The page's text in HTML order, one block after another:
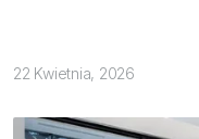
22 Kwietnia, 2026